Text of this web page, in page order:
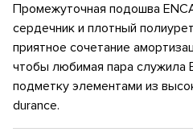
Промежуточная подошва
сердечник и плотный
приятное сочетание
чтобы любимая пара
подметку элементами из
durance.